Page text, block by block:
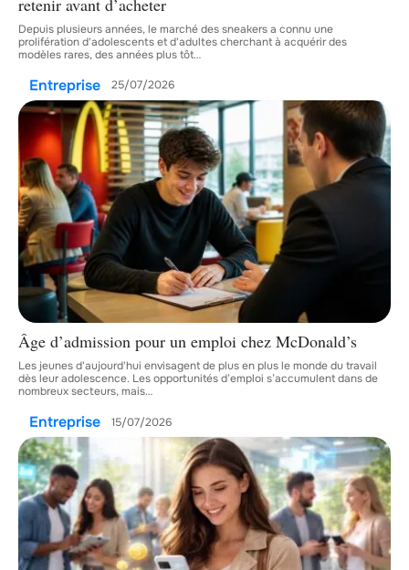
Depuis plusieurs années, le marché des sneakers a connu une
prolifération d'adolescents et d'adultes cherchant à acquérir des
modèles rares, des années plus tôt…
Entreprise 25/07/2026
Âge d’admission pour un emploi chez McDonald’s
Les jeunes d'aujourd'hui envisagent de plus en plus le monde du travail
dès leur adolescence. Les opportunités d’emploi s’accumulent dans de
nombreux secteurs, mais…
Entreprise 15/07/2026